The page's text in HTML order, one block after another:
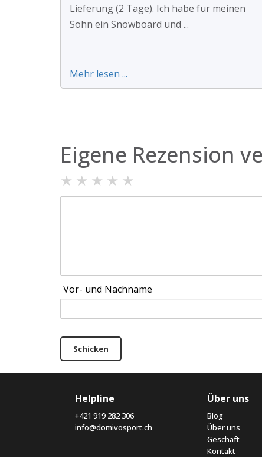
Lieferung (2 Tage). Ich habe für meinen
Sohn ein Snowboard und ...
Mehr lesen ...
Eigene Rezension
★ ★ ★ ★ ★
Vor- und Nachname
Schicken
Helpline
+421 919 282 306
info@domivosport.ch
Über uns
Blog
Über uns
Geschäft
Kontakt